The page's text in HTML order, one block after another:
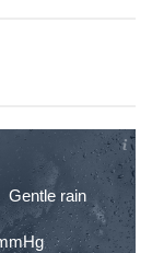
Gentle rain